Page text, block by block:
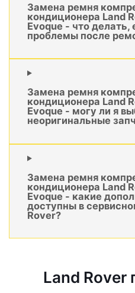
Замена ремня
кондиционера Land
Evoque - что делать,
проблемы после
Замена ремня
кондиционера Land
Evoque - могу ли я
неоригинальные
Замена ремня
кондиционера Land
Evoque - какие
доступны в
Rover?
Land Rover